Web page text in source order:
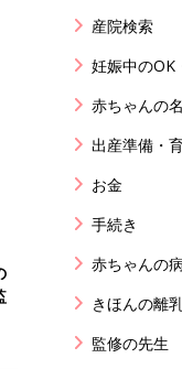
産院検索
妊娠中のOK
赤ちゃんの
出産準備・
お金
手続き
赤ちゃんの
きほんの離
監修の先生